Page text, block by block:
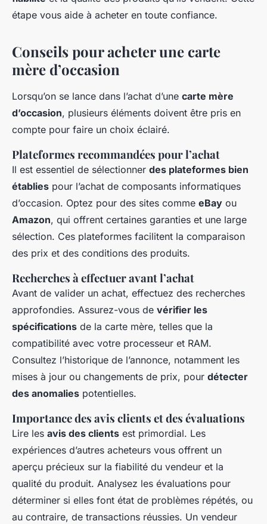
étape vous aide à acheter en toute confiance.
Conseils pour acheter une carte
mère d’occasion
Lorsqu’on se lance dans l’achat d’une carte mère
d’occasion, plusieurs éléments doivent être pris en
compte pour faire un choix éclairé.
Plateformes recommandées pour l’achat
Il est essentiel de sélectionner des plateformes bien
établies pour l’achat de composants informatiques
d’occasion. Optez pour des sites comme eBay ou
Amazon, qui offrent certaines garanties et une large
sélection. Ces plateformes facilitent la comparaison
des prix et des conditions des produits.
Recherches à effectuer avant l’achat
Avant de valider un achat, effectuez des recherches
approfondies. Assurez-vous de vérifier les
spécifications de la carte mère, telles que la
compatibilité avec votre processeur et RAM.
Consultez l’historique de l’annonce, notamment les
mises à jour ou changements de prix, pour détecter
des anomalies potentielles.
Importance des avis clients et des évaluations
Lire les avis des clients est primordial. Les
expériences d’autres acheteurs vous offrent un
aperçu précieux sur la fiabilité du vendeur et la
qualité du produit. Analysez les évaluations pour
déterminer si elles font état de problèmes répétés, ou
au contraire, de transactions réussies. Un vendeur